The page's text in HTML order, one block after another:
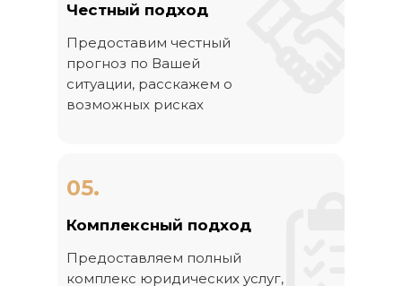
05.
Комплексный подход
Предоставляем полный
комплекс юридических услуг,
Предоставим честный
прогноз по Вашей
ситуации, расскажем о
возможных рисках
Честный подход